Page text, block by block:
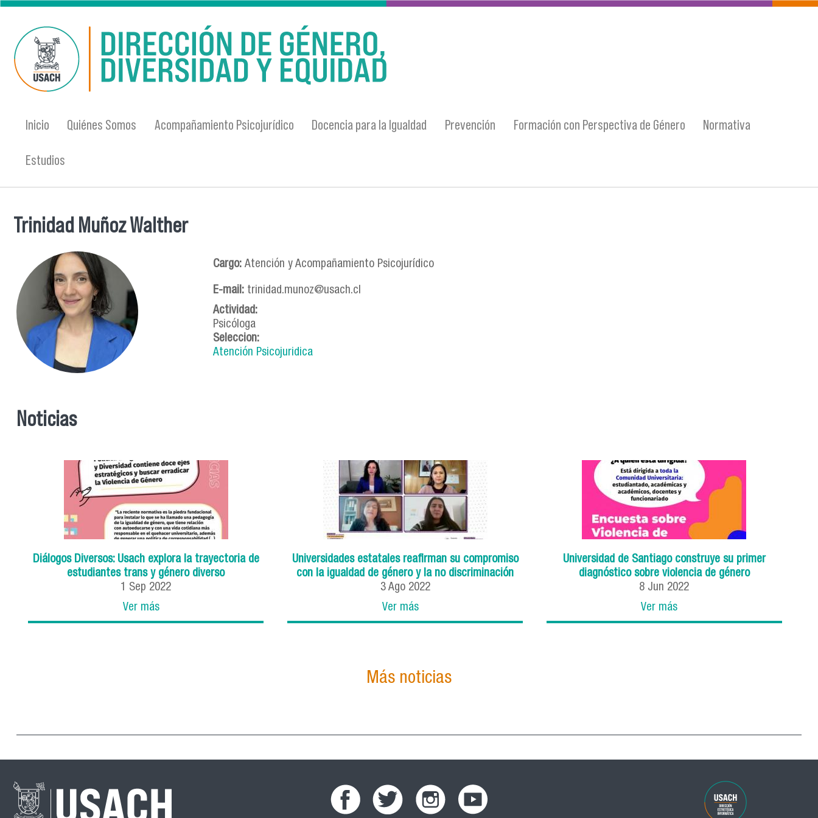
Pasar al contenido principal
Inicio Quiénes Somos Acompañamiento Psicojurídico Docencia para la Igualdad Prevención Formación con Perspectiva de Género Normativa
Estudios
Se encuentra usted aquí
Trinidad Muñoz Walther
Cargo: Atención y Acompañamiento Psicojurídico
E-mail: trinidad.munoz@usach.cl
Actividad:
Psicóloga
Seleccion:
Atención Psicojuridica
Noticias
Diálogos Diversos: Usach explora la trayectoria de
estudiantes trans y género diverso
1 Sep 2022
Ver más
Universidades estatales reafirman su compromiso
con la igualdad de género y la no discriminación
3 Ago 2022
Ver más
Universidad de Santiago construye su primer
diagnóstico sobre violencia de género
8 Jun 2022
Ver más
Más noticias